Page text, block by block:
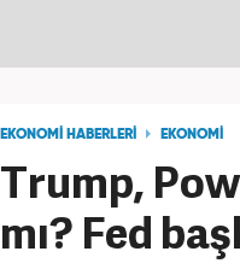
EKONOMİ HABERLERİ EKONOMİ
Trump,
mı? Fed